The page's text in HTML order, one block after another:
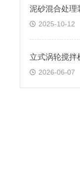
泥砂混合处理
2025-10-12
立式涡轮搅拌
2026-06-07